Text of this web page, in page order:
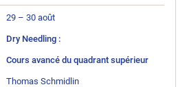
PrixLieuDétails
29 – 30 août
Dry Needling :
Cours avancé du quadrant supérieur
Thomas Schmidlin